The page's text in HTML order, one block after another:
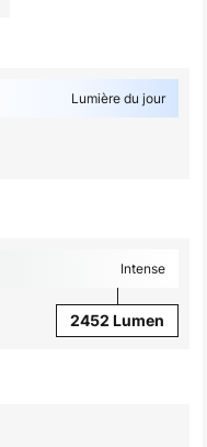
Lumière du jour
Intense
2452 Lumen